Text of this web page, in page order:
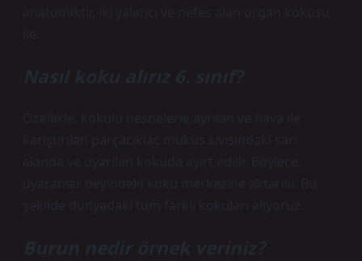
anatomiktir, iki yalancı ve nefes alan organ kokusu
ile.
Nasıl koku alırız 6. sınıf?
Özellikle, kokulu nesnelerle ayrılan ve hava ile
karıştırılan parçacıklar, mukus sıvısındaki sarı
alanda ve uyarılan kokuda ayırt edilir. Böylece,
uyaranlar beyindeki koku merkezine aktarılır. Bu
şekilde dünyadaki tüm farklı kokuları alıyoruz.
Burun nedir örnek veriniz?